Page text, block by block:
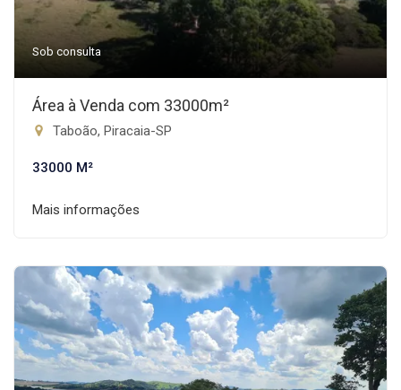
Sob consulta
Área à Venda com 33000m²
Taboão, Piracaia-SP
33000 M²
Mais informações